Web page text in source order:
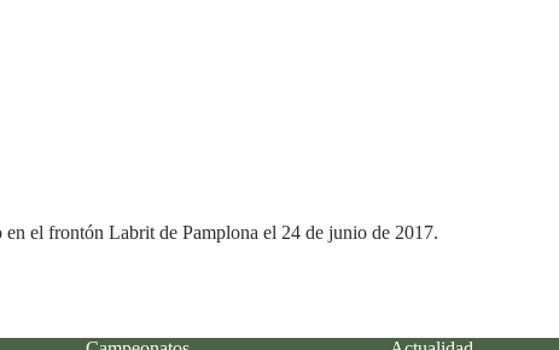
el frontón Labrit de Pamplona el 24 de junio de 2017.